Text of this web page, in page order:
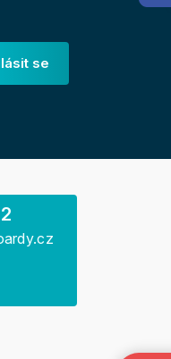
se